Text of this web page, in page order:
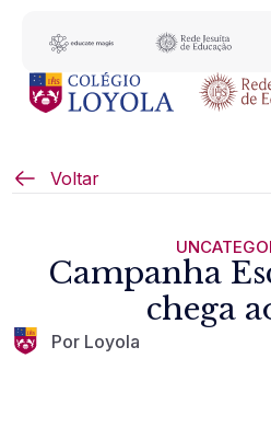
Voltar
Campanha
chega
Por Loyola